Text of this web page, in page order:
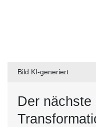
Bild KI-generiert
Der